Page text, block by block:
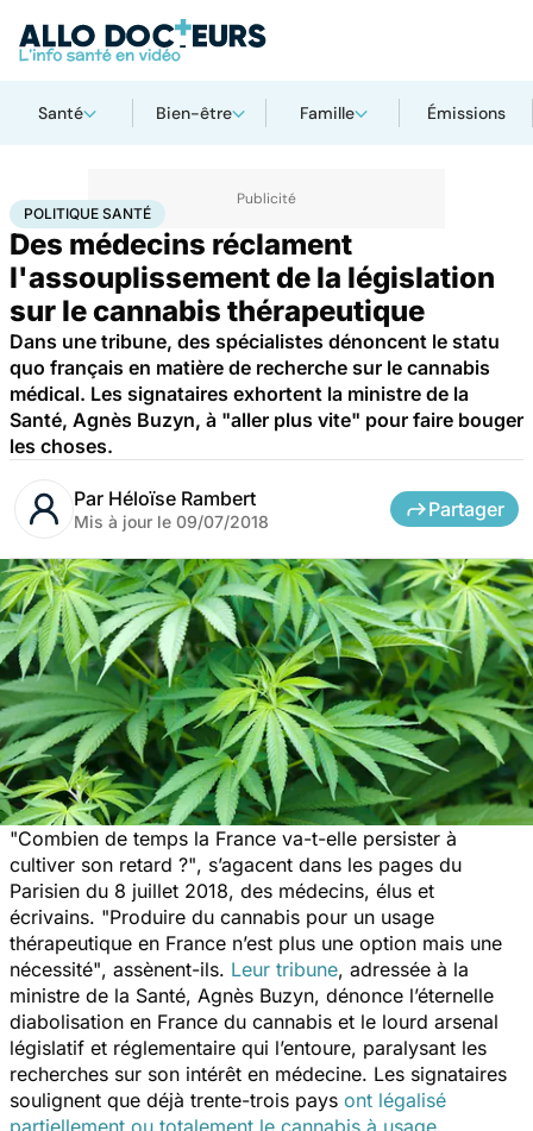
Santé Bien-être Famille Émissions
AccueilSantéSociété Santé publiquePolitique santé
POLITIQUE SANTÉ
Des médecins réclament
l'assouplissement de la législation
sur le cannabis thérapeutique
Dans une tribune, des spécialistes dénoncent le statu
quo français en matière de recherche sur le cannabis
médical. Les signataires exhortent la ministre de la
Santé, Agnès Buzyn, à "aller plus vite" pour faire bouger
les choses.
Par Héloïse Rambert
Mis à jour le 09/07/2018
Partager
"Combien de temps la France va-t-elle persister à
cultiver son retard ?", s’agacent dans les pages du
Parisien du 8 juillet 2018, des médecins, élus et
écrivains. "Produire du cannabis pour un usage
thérapeutique en France n’est plus une option mais une
nécessité", assènent-ils. Leur tribune, adressée à la
ministre de la Santé, Agnès Buzyn, dénonce l’éternelle
diabolisation en France du cannabis et le lourd arsenal
législatif et réglementaire qui l’entoure, paralysant les
recherches sur son intérêt en médecine. Les signataires
soulignent que déjà trente-trois pays ont légalisé
partiellement ou totalement le cannabis à usage